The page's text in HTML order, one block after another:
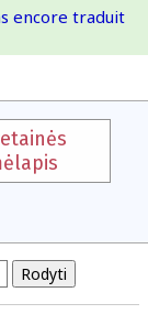
encore traduit